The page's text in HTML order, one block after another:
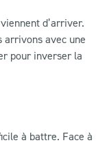
d’arriver.
arrivons avec une
pour inverser la
à battre. Face à